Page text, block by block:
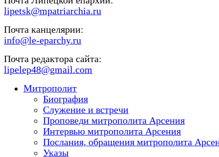
lipetsk@mpatriarchia.ru
Почта канцелярии:
info@le-eparchy.ru
Почта редактора сайта:
lipelep48@gmail.com
Митрополит
Биография
Служение и встречи
Проповеди митрополита Арсения
Интервью митрополита Арсения
Послания, обращения митрополита
Указы